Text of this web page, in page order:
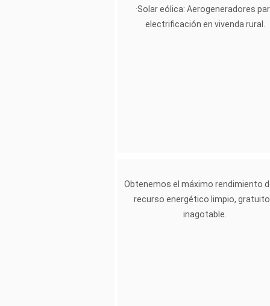
·Solar eólica: Aerogeneradores
electrificación en vivenda rural.
Obtenemos el máximo rendimiento
recurso energético limpio,
inagotable.